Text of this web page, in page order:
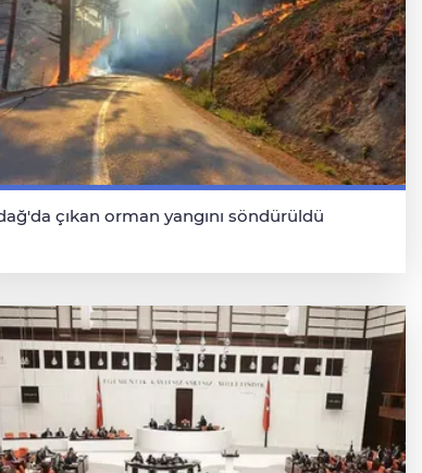
çıkan orman yangını söndürüldü